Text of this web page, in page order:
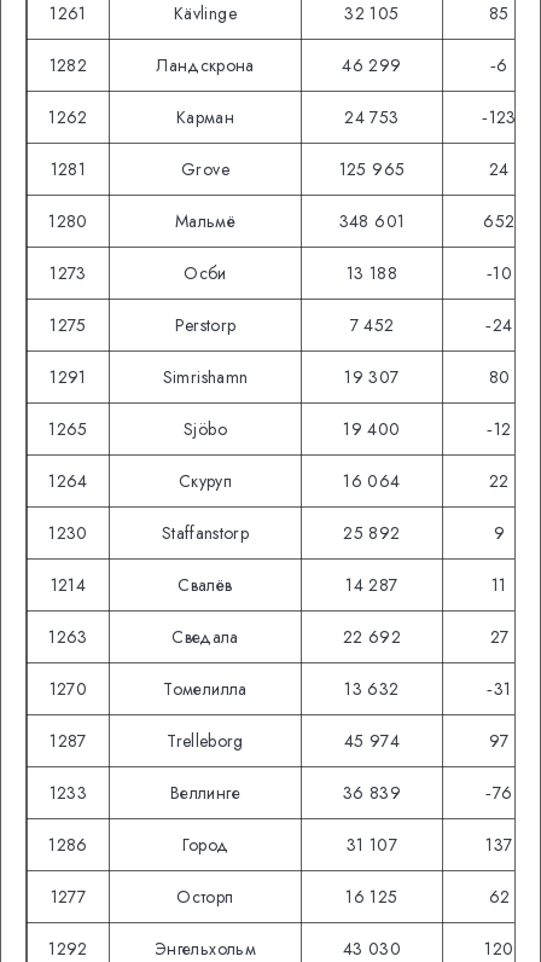
1261 Kävlinge 32 105 85
1282 Ландскрона 46 299 ‑6
1262 Карман 24 753 ‑123
1281 Grove 125 965 24
1280 Мальмё 348 601 652
1273 Осби 13 188 ‑10
1275 Perstorp 7 452 ‑24
1291 Simrishamn 19 307 80
1265 Sjöbo 19 400 ‑12
1264 Скуруп 16 064 22
1230 Staffanstorp 25 892 9
1214 Свалёв 14 287 11
1263 Сведала 22 692 27
1270 Томелилла 13 632 ‑31
1287 Trelleborg 45 974 97
1233 Веллинге 36 839 ‑76
1286 Город 31 107 137
1277 Осторп 16 125 62
1292 Энгельхольм 43 030 120